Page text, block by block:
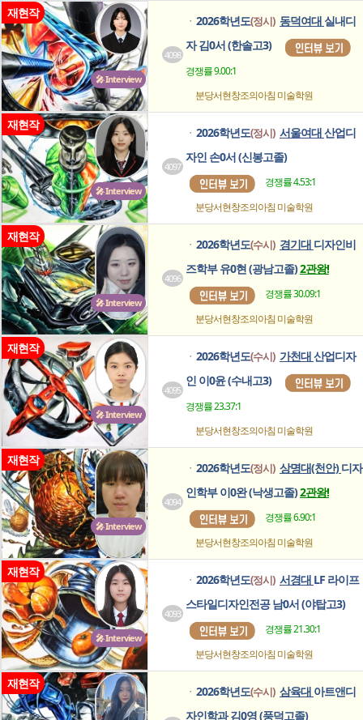
🎤 Interview
재현작
4098
ㆍ 2026학년도(정시) 동덕여대 실내디
자 김0서 (한솔고3)
경쟁률 9.00:1
분당서현창조의아침미술학원
🎤 Interview
재현작
4097
ㆍ 2026학년도(정시) 서울여대산업디
자인 손0서 (신봉고졸)
경쟁률 4.53:1
분당서현창조의아침미술학원
🎤 Interview
재현작
4096
ㆍ 2026학년도(수시) 경기대 디자인비
즈학부 유0현 (광남고졸)2관왕!
경쟁률 30.09:1
분당서현창조의아침미술학원
🎤 Interview
재현작
4095
ㆍ 2026학년도(수시) 가천대산업디자
인 이0윤 (수내고3)
경쟁률 23.37:1
분당서현창조의아침미술학원
🎤 Interview
재현작
4094
ㆍ 2026학년도(정시) 상명대(천안)디자
인학부 이0완 (낙생고졸)2관왕!
경쟁률 6.90:1
분당서현창조의아침미술학원
🎤 Interview
재현작
4093
ㆍ 2026학년도(정시) 서경대 LF 라이프
스타일디자인전공 남0서 (야탑고3)
경쟁률 21.30:1
분당서현창조의아침미술학원
재현작
ㆍ 2026학년도(수시) 삼육대 아트앤디
자인학과 김0영 (풍덕고졸)